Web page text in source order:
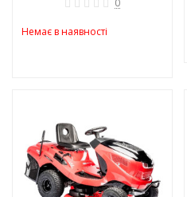
0
Немає в наявності